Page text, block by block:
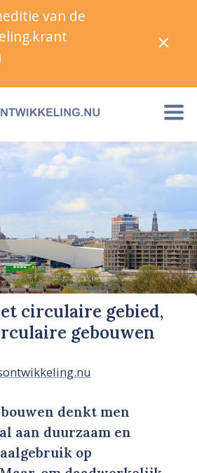
circulaire gebied,
gebouwen
denkt men
aan duurzaam en
op
van de